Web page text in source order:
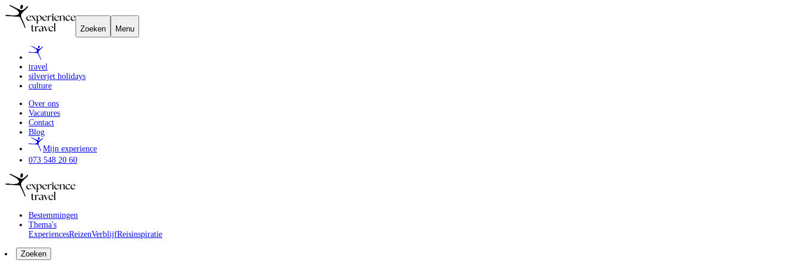
Zoeken Menu
travel
silverjet holidays
culture
Over ons
Vacatures
Contact
Blog
Mijn experience
073 548 20 60
Bestemmingen
Thema's
ExperiencesReizenVerblijfReisinspiratie
Zoeken